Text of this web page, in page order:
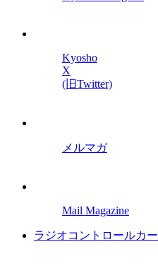
Kyosho
X
(旧Twitter)
メルマガ
Mail Magazine
ラジオコントロールカー